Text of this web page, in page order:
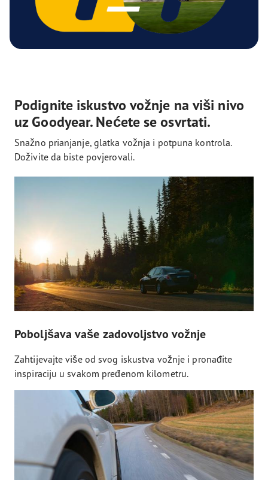
Podignite iskustvo vožnje na viši nivo
uz Goodyear. Nećete se osvrtati.
Snažno prianjanje, glatka vožnja i potpuna kontrola.
Doživite da biste povjerovali.
Poboljšava vaše zadovoljstvo vožnje
Zahtijevajte više od svog iskustva vožnje i pronađite
inspiraciju u svakom pređenom kilometru.